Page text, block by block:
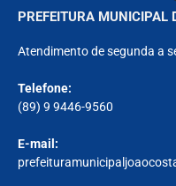
PREFEITURA MUNICIPAL
Atendimento de segunda a
Telefone:
(89) 9 9446-9560
E-mail: